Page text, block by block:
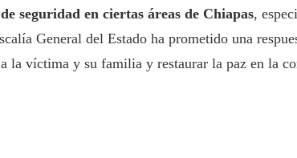
seguridad en ciertas áreas de Chiapas,
General del Estado ha prometido una
la víctima y su familia y restaurar la paz en la